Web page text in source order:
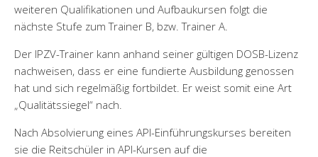
weiteren Qualifikationen und Aufbaukursen folgt die
nächste Stufe zum Trainer B, bzw. Trainer A.
Der IPZV-Trainer kann anhand seiner gültigen DOSB-Lizenz
nachweisen, dass er eine fundierte Ausbildung genossen
hat und sich regelmäßig fortbildet. Er weist somit eine Art
„Qualitätssiegel“ nach.
Nach Absolvierung eines API-Einführungskurses bereiten
sie die Reitschüler in API-Kur­sen auf die